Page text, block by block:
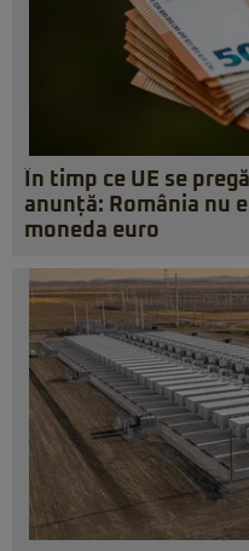
În timp ce UE se
anunță: România nu
moneda euro